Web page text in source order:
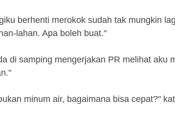
berhenti merokok sudah tak mungkin
lahan. Apa boleh buat."
di samping mengerjakan PR melihat aku
minum air, bagaimana bisa cepat?"